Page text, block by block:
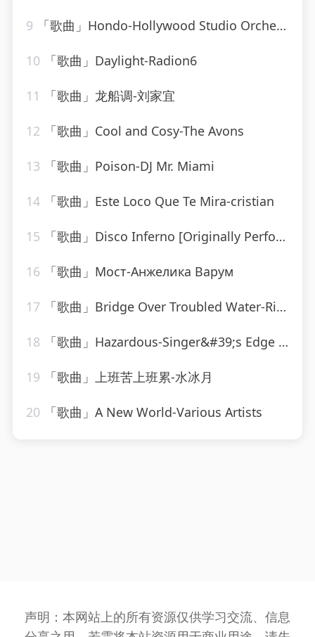
9 「歌曲」Hondo-Hollywood Studio Orchestra
10 「歌曲」Daylight-Radion6
11 「歌曲」龙船调-刘家宜
12 「歌曲」Cool and Cosy-The Avons
13 「歌曲」Poison-DJ Mr. Miami
14 「歌曲」Este Loco Que Te Mira-cristian
15 「歌曲」Disco Inferno [Originally Performed By The Trammps]-Musosis
16 「歌曲」Мост-Анжелика Варум
17 「歌曲」Bridge Over Troubled Water-Ringtone Track Masters
18 「歌曲」Hazardous-Singer&#39;s Edge Karaoke
19 「歌曲」上班苦上班累-水冰月
20 「歌曲」A New World-Various Artists
声明：本网站上的所有资源仅供学习交流、信息